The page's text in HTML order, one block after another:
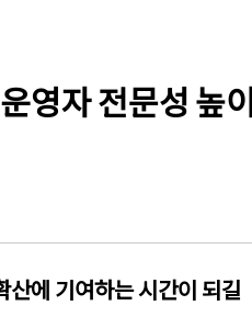
영자 전문성 높
산에 기여하는 시간이 되길